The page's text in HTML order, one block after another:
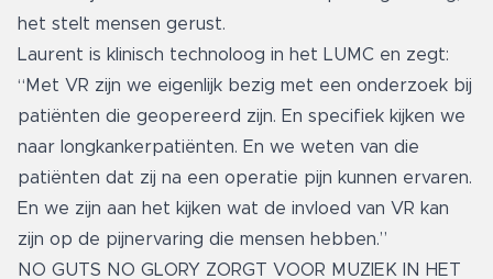
het stelt mensen gerust.
Laurent is klinisch technoloog in het LUMC en zegt:
“Met VR zijn we eigenlijk bezig met een onderzoek bij
patiënten die geopereerd zijn. En specifiek kijken we
naar longkankerpatiënten. En we weten van die
patiënten dat zij na een operatie pijn kunnen ervaren.
En we zijn aan het kijken wat de invloed van VR kan
zijn op de pijnervaring die mensen hebben.”
NO GUTS NO GLORY ZORGT VOOR MUZIEK IN HET